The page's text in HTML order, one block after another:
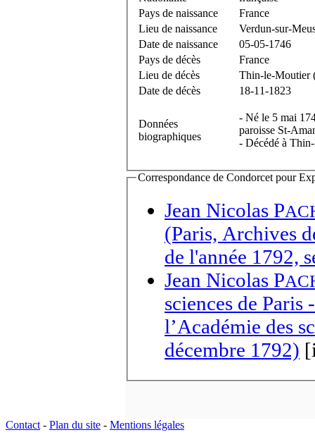
Pays de naissance
France
Lieu de naissance
Verdun-sur-
Date de naissance
05-05-1746
Pays de décès
France
Lieu de décès
Thin-le-Moutier
Date de décès
18-11-1823
Données
biographiques
- Né le 5 mai
paroisse St-
- Décédé à
Correspondance de Condorcet pour
Jean Nicolas P
(Paris, Archives
de l'année 1792,
Jean Nicolas P
sciences de Paris
l’Académie des
décembre 1792)
Contact- Plan du site - Mentions légales